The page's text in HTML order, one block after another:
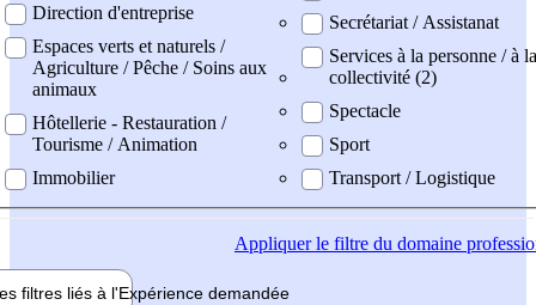
Direction d'entreprise
Espaces verts et naturels /
Agriculture / Pêche / Soins aux
animaux
Hôtellerie - Restauration /
Tourisme / Animation
Immobilier
Secrétariat / Assistanat
Services à la personne / à la
collectivité (2)
Spectacle
Sport
Transport / Logistique
Appliquerle filtre du domaine
filtres liés à l'Expérience demandée